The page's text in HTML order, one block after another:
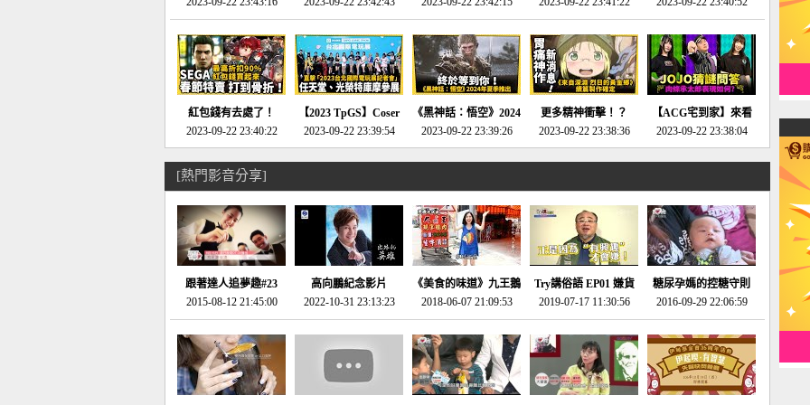
天平》介紹！-電玩宅
速配20230126
回「石村號」的恐懼體
驗-電玩宅速配
20230125
版」!!!今年就能玩到!!-
電玩宅速配20230124
動作角色扮演遊戲！-
電玩宅速配20230123
第一名早就決定了，封
面圖直接雷你!-電玩宅
速配20230120
紅包錢有去處了！
SEGA春節特賣 超過85
款遊戲打到骨折-電玩
宅速配20230119
2023-09-22 23:40:22
【2023 TpGS】Coser
和Show Girl搶先看！
直擊展前記者會-電玩
2023-09-22 23:39:54
《黑神話：悟空》2024
年夏季推出！確定不會
延期齁？-電玩宅速配
2023-09-22 23:39:26
更多精神衝擊！？
《來自深淵 烈日的黃
金鄉》續篇動畫確定
2023-09-22 23:38:36
【ACG宅到家】來看
就抽周邊！《JOJO的
奇妙冒險》問答大挑戰
年特展 feat 蕎羽 、櫻
花
2023-09-22 23:38:04
[熱門影音分享]
跟著達人追夢趣#23
promo-我想開間咖啡
館(謝佳凌)
2015-08-12 21:45:00
高向鵬紀念影片
2022-10-31 23:13:23
《美食的味道》九王鵝
肉
2018-06-07 21:09:53
Try講俗語 EP01 嫌貨
才是買貨人
2019-07-17 11:30:56
糖尿孕媽的控糖守則
2016-09-29 22:06:59